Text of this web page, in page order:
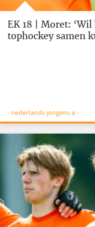
EK 18 | Moret:
tophockey samen
- nederlands jongens a -